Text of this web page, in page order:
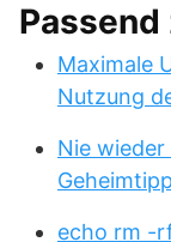
Passend
Maximale
Nutzung
Nie
echo rm -